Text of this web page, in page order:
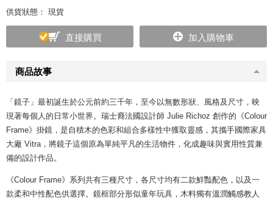
商品故事
「鏡子」最初誕生於公元前約三千年，至今以無數形狀、風格及尺寸，映
現著每個人的日常小世界。瑞士裔法國設計師 Julie Richoz 創作的《Colour
Frame》掛鏡，是自積木的色彩和組合多樣性中獲取靈感，其攜手國際家具
大廠 Vitra，將鏡子這個原為單純平凡的生活物件，化成趣味與實用性質兼
備的設計作品。
《Colour Frame》系列共有三種尺寸，各尺寸均有二款鮮豔配色，以及一
款柔和中性配色供選擇。鏡框部分形似童年玩具，木料獨有溫潤觸感教人
供貨狀態： 現貨
直接購買 加入購物車